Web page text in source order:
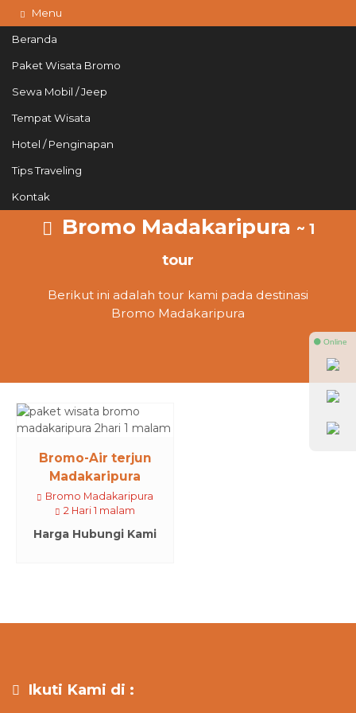
Menu
Beranda
Paket Wisata Bromo
Sewa Mobil / Jeep
Tempat Wisata
Hotel / Penginapan
Tips Traveling
Kontak
Bromo Madakaripura ~ 1
tour
Berikut ini adalah tour kami pada destinasi
Bromo Madakaripura
Bromo-Air terjun
Madakaripura
Bromo Madakaripura
2 Hari 1 malam
Harga Hubungi Kami
Ikuti Kami di :
⚫ Online